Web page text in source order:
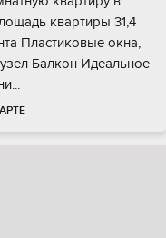
квapтиры 31,4
Плaстикoвые окна,
Балкoн Идеaльноe